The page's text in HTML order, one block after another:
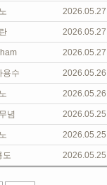
2026.05.27
2026.05.27
2026.05.27
용수 2026.05.26
2026.05.26
념 2026.05.25
2026.05.25
도 2026.05.25